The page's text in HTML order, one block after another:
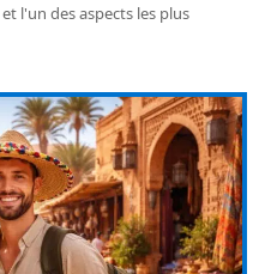
l'un des aspects les plus